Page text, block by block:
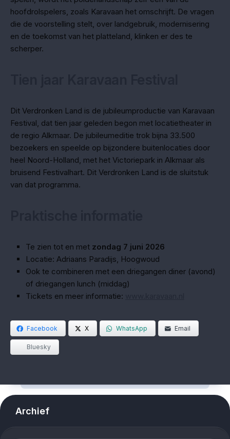
hoofdrolspelers, zoals Karavaan het omschrijft. De vragen
die de voorstelling stelt, over landgebruik, modernisering
en de toekomst van het platteland, klinken er des te
scherper.
Dit Verdronken Land is de jubileumproductie van Karavaan
Festival, dat tien jaar geleden begon met locatietheater in
de regio Alkmaar. De jubileumeditie trok bijna 33.500
bezoekers en speelde op bijzondere buitenlocaties door
heel Noord-Holland, met het Victoriepark in Alkmaar als
bruisend Festivalhart. Dit Verdronken Land is de sluitstuk
van dat programma.
Te zien tot en met zondag 7 juni 2026
Locatie: Adriaans Paradijs, Hoogwoud
Ook te combineren met een driegangen diner (avond)
of driegangen lunch (middag)
Tickets en meer informatie:
Facebook X WhatsApp Email
Bluesky
Archief